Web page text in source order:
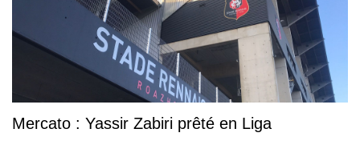
Mercato : Yassir Zabiri prêté en Liga